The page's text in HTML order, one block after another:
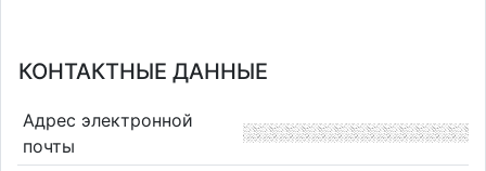
КОНТАКТНЫЕ ДАННЫЕ
Адрес электронной
почты